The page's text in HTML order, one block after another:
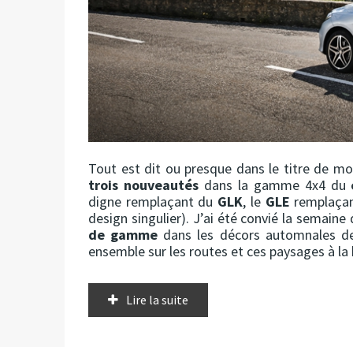
Tout est dit ou presque dans le titre de
trois nouveautésdans la gamme 4x4 du
digne remplaçant du GLK, le GLE
design singulier). J’ai été convié la
de gamme dans les décors automnales
ensemble sur les routes et ces paysages à
Lire la suite